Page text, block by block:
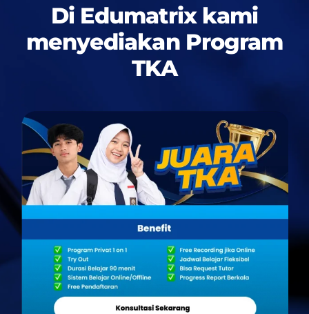
Di Edumatrix kami
menyediakan Program
TKA